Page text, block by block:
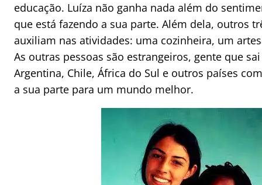
educação. Luíza não ganha nada além do
que está fazendo a sua parte. Além dela, outros
auxiliam nas atividades: uma cozinheira, um
As outras pessoas são estrangeiros, gente que
Argentina, Chile, África do Sul e outros países
a sua parte para um mundo melhor.